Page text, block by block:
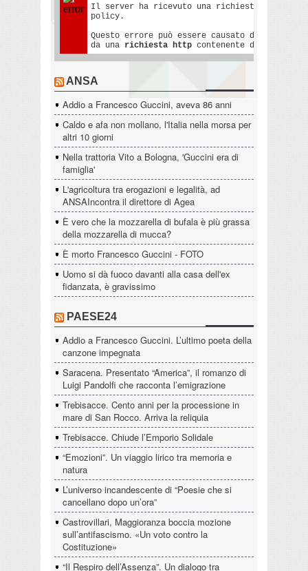
ANSA
Addio a Francesco Guccini, aveva 86 anni
Caldo e afa non mollano, l'Italia nella morsa per
altri 10 giorni
Nella trattoria Vito a Bologna, 'Guccini era di
famiglia'
L'agricoltura tra erogazioni e legalità, ad
ANSAIncontra il direttore di Agea
È vero che la mozzarella di bufala è più grassa
della mozzarella di mucca?
È morto Francesco Guccini - FOTO
Uomo si dà fuoco davanti alla casa dell'ex
fidanzata, è gravissimo
PAESE24
Addio a Francesco Guccini. L’ultimo poeta della
canzone impegnata
Saracena. Presentato “America”, il romanzo di
Luigi Pandolfi che racconta l’emigrazione
Trebisacce. Cento anni per la processione in
mare di San Rocco. Arriva la reliquia
Trebisacce. Chiude l’Emporio Solidale
“Emozioni”. Un viaggio lirico tra memoria e
natura
L’universo incandescente di “Poesie che si
cancellano dopo un’ora”
Castrovillari, Maggioranza boccia mozione
sull’antifascismo. «Un voto contro la
Costituzione»
“Il Respiro dell’Assenza”. Un dialogo tra